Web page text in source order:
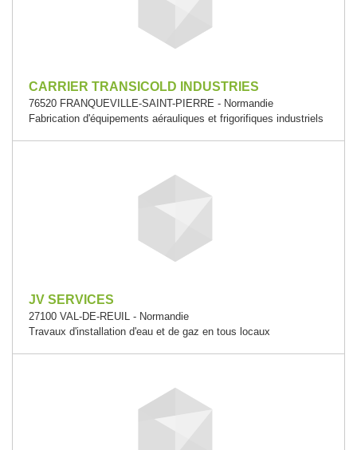
CARRIER TRANSICOLD INDUSTRIES
76520 FRANQUEVILLE-SAINT-PIERRE - Normandie
Fabrication d'équipements aérauliques et frigorifiques industriels
JV SERVICES
27100 VAL-DE-REUIL - Normandie
Travaux d'installation d'eau et de gaz en tous locaux